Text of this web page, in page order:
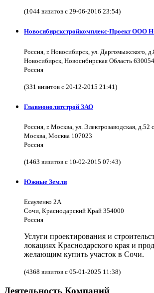
(1044 визитов с 29-06-2016 23:54)
Новосибирскстройкомплекс-Проект ООО
Россия, г. Новосибирск, ул. Даргомыжского,
Новосибирск, Новосибирская Область 630054
Россия
(331 визитов с 20-12-2015 21:41)
Главмонолитстрой ЗАО
Россия, г. Москва, ул. Электрозаводская, д.52
Москва, Москва 107023
Россия
(1463 визитов с 10-02-2015 07:43)
Южные Земли
Есауленко 2А
Сочи, Краснодарский Край 354000
Россия
Услуги проектирования и
локациях Краснодарского края и
желающим купить участок в Сочи.
(4368 визитов с 05-01-2025 11:38)
Деятельность Компаний